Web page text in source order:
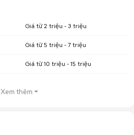
Giá từ 2 triệu - 3 triệu
Giá từ 5 triệu - 7 triệu
Giá từ 10 triệu - 15 triệu
Xem thêm